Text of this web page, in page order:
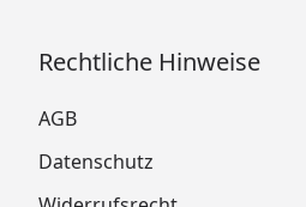
Rechtliche Hinweise
AGB
Datenschutz